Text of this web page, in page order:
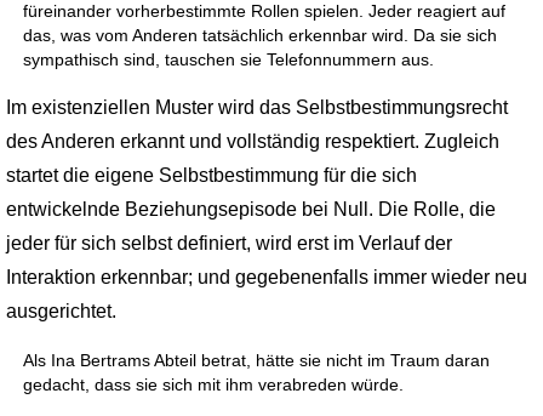
füreinander vorherbestimmte Rollen spielen. Jeder reagiert auf
das, was vom Anderen tatsächlich erkennbar wird. Da sie sich
sympathisch sind, tauschen sie Telefonnummern aus.
Im existenziellen Muster wird das Selbstbestimmungsrecht
des Anderen erkannt und vollständig respektiert. Zugleich
startet die eigene Selbstbestimmung für die sich
entwickelnde Beziehungsepisode bei Null. Die Rolle, die
jeder für sich selbst definiert, wird erst im Verlauf der
Interaktion erkennbar; und gegebenenfalls immer wieder neu
ausgerichtet.
Als Ina Bertrams Abteil betrat, hätte sie nicht im Traum daran
gedacht, dass sie sich mit ihm verabreden würde.